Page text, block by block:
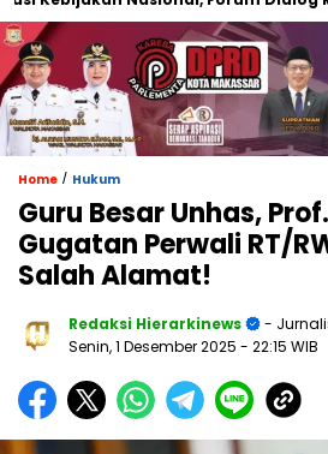
Home / Hukum
Guru Besar Unhas,
Gugatan Perwali RT/
Salah Alamat!
Redaksi Hierarkinews
-
Senin, 1 Desember 2025 - 22:15 WIB